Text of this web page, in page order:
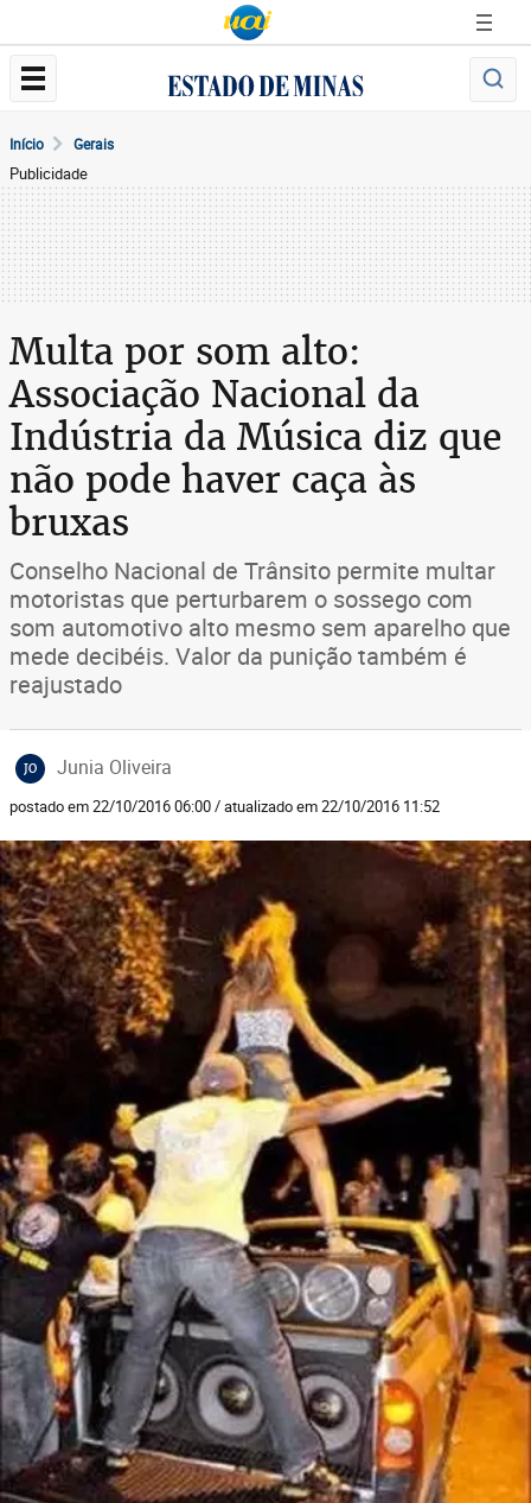
Início Gerais
Publicidade
Multa por som alto:
Associação Nacional da
Indústria da Música diz que
não pode haver caça às
bruxas
Conselho Nacional de Trânsito permite multar
motoristas que perturbarem o sossego com
som automotivo alto mesmo sem aparelho que
mede decibéis. Valor da punição também é
reajustado
JO Junia Oliveira
postado em 22/10/2016 06:00 / atualizado em 22/10/2016 11:52